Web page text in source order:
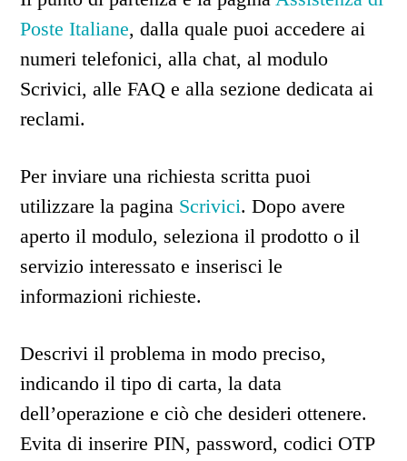
Poste Italiane, dalla quale puoi accedere ai
numeri telefonici, alla chat, al modulo
Scrivici, alle FAQ e alla sezione dedicata ai
reclami.
Per inviare una richiesta scritta puoi
utilizzare la pagina Scrivici. Dopo avere
aperto il modulo, seleziona il prodotto o il
servizio interessato e inserisci le
informazioni richieste.
Descrivi il problema in modo preciso,
indicando il tipo di carta, la data
dell’operazione e ciò che desideri ottenere.
Evita di inserire PIN, password, codici OTP